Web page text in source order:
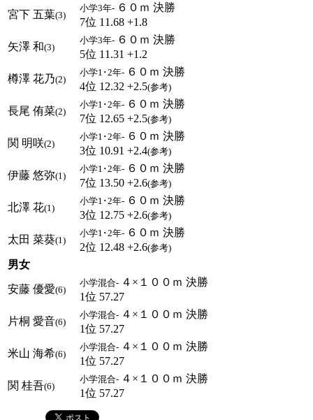
宮下 五葉(3)
小学3年- ６０ｍ 決勝
7位 11.68 +1.8
矢澤 和(3)
小学3年- ６０ｍ 決勝
5位 11.31 +1.2
樽澤 花乃(2)
小学1･2年- ６０ｍ 決勝
4位 12.32 +2.5(参考)
長尾 侑菜(2)
小学1･2年- ６０ｍ 決勝
7位 12.65 +2.5(参考)
関 明咲(2)
小学1･2年- ６０ｍ 決勝
3位 10.91 +2.4(参考)
伊藤 悠弥(1)
小学1･2年- ６０ｍ 決勝
7位 13.50 +2.6(参考)
北澤 花(1)
小学1･2年- ６０ｍ 決勝
3位 12.75 +2.6(参考)
太田 菜葵(1)
小学1･2年- ６０ｍ 決勝
2位 12.48 +2.6(参考)
男女
安藤 優愛(6)
小学混合- ４×１００ｍ 決勝
1位 57.27
片桐 愛音(6)
小学混合- ４×１００ｍ 決勝
1位 57.27
米山 海希(6)
小学混合- ４×１００ｍ 決勝
1位 57.27
関 桂吾(6)
小学混合- ４×１００ｍ 決勝
1位 57.27